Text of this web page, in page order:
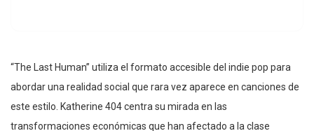
“The Last Human” utiliza el formato accesible del indie pop para
abordar una realidad social que rara vez aparece en canciones de
este estilo. Katherine 404 centra su mirada en las
transformaciones económicas que han afectado a la clase